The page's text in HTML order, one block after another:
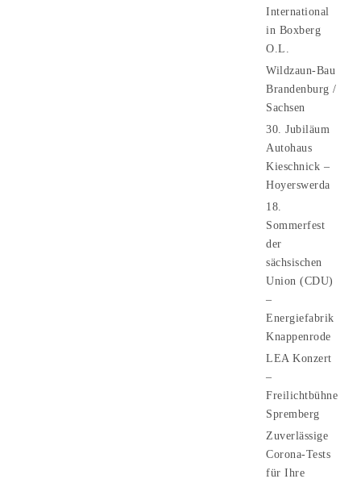
International
in Boxberg
O.L.
Wildzaun-Bau
Brandenburg /
Sachsen
30. Jubiläum
Autohaus
Kieschnick –
Hoyerswerda
18.
Sommerfest
der
sächsischen
Union (CDU)
–
Energiefabrik
Knappenrode
LEA Konzert
–
Freilichtbühne
Spremberg
Zuverlässige
Corona-Tests
für Ihre